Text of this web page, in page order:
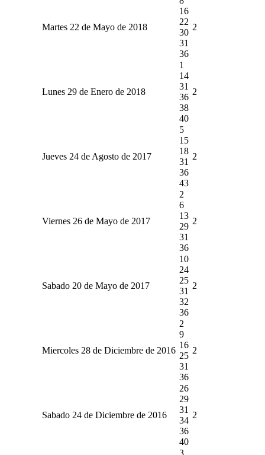
Martes 22 de Mayo de 2018
16
22
30
31
36
2
Lunes 29 de Enero de 2018
1
14
31
36
38
40
2
Jueves 24 de Agosto de 2017
5
15
18
31
36
43
2
Viernes 26 de Mayo de 2017
2
6
13
29
31
36
2
Sabado 20 de Mayo de 2017
10
24
25
31
32
36
2
Miercoles 28 de Diciembre de 2016
2
9
16
25
31
36
2
Sabado 24 de Diciembre de 2016
26
29
31
34
36
40
2
3